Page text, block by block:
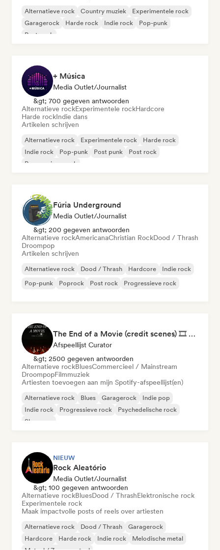
Alternatieve rock Country muziek
Experimentele rock
Garagerock
Harde rock Indie rock
Pop-punk
Post punk
+ Música
Media Outlet/Journalist
&gt; 700 gegeven antwoorden
Alternatieve rockExperimentele rockHardcore
Harde rockIndie dans
Artikelen schrijven
Alternatieve rock Experimentele rock
Harde rock
Indie rock
Pop-punk Post punk
Post rock
Progressieve rock
Fúria Underground
Media Outlet/Journalist
&gt; 200 gegeven antwoorden
Alternatieve rockAmericanaChristian RockDood / Thrash
Droompop
Artikelen schrijven
Alternatieve rock Dood / Thrash Hardcore
Indie rock
Pop-punk
Poprock Post rock Progressieve rock
The End of a Movie (credit scenes) 🎞️ Cinematic Dream Pop & Bedroom Indie
Afspeellijst Curator
&gt; 2500 gegeven antwoorden
Alternatieve rockBluesCommercieel / Mainstream
DroompopFilmmuziek
Artiesten toevoegen aan mijn Spotify-afspeellijst(en)
Alternatieve rock Blues Garagerock
Indie pop
Indie rock
Progressieve rock
Psychedelische rock
Shoegaze
NIEUW
Rock Aleatório
Media Outlet/Journalist
&gt; 100 gegeven antwoorden
Alternatieve rockBluesDood / ThrashElektronische rock
Experimentele rock
Maak impactvolle posts of reels over artiesten
Alternatieve rock Dood / Thrash
Garagerock
Hardcore
Harde rock Indie rock
Melodische metal